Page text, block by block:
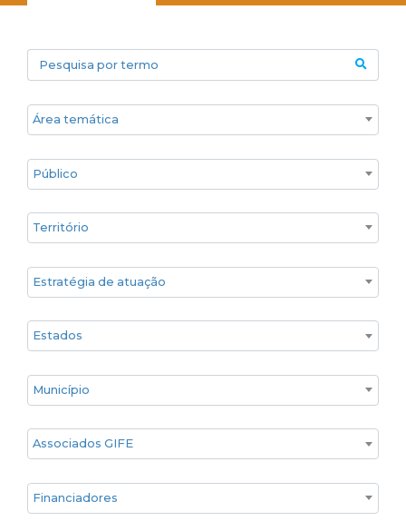
Pesquisa por termo
Áreas temáticas
Público
Territórios
Estratégia de atuação
Estado
Cidade
Associados GIFE
Financiadores